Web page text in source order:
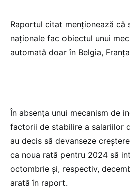
Raportul citat menționează că
naționale fac obiectul unui
automată doar în Belgia,
În absența unui mecanism de
factorii de stabilire a salariilor
au decis să devanseze
ca noua rată pentru 2024 să
octombrie și, respectiv,
arată în raport.